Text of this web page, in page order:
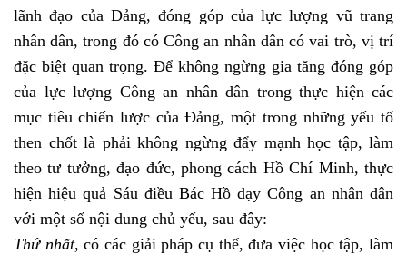
lãnh đạo của Đảng, đóng góp của lực lượng vũ trang
nhân dân, trong đó có Công an nhân dân có vai trò, vị trí
đặc biệt quan trọng. Để không ngừng gia tăng đóng góp
của lực lượng Công an nhân dân trong thực hiện các
mục tiêu chiến lược của Đảng, một trong những yếu tố
then chốt là phải không ngừng đẩy mạnh học tập, làm
theo tư tưởng, đạo đức, phong cách Hồ Chí Minh, thực
hiện hiệu quả Sáu điều Bác Hồ dạy Công an nhân dân
với một số nội dung chủ yếu, sau đây:
Thứ nhất, có các giải pháp cụ thể, đưa việc học tập, làm